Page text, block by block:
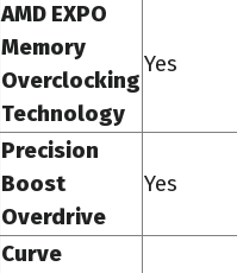
AMD EXPO
Memory
Overclocking
Technology
Yes
Precision
Boost
Overdrive
Yes
Curve